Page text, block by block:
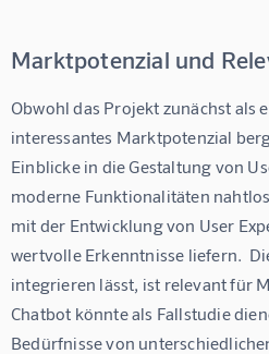
Marktpotenzial und
Obwohl das Projekt zunächst
interessantes Marktpotenzial
Einblicke in die Gestaltung von
moderne Funktionalitäten
mit der Entwicklung von User
wertvolle Erkenntnisse liefern.
integrieren lässt, ist relevant für
Chatbot könnte als Fallstudie
Bedürfnisse von